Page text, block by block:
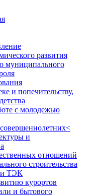
развития
муниципального
и попечительству,
с молодежью
и
отношений
строительства
ТЭК
курортов
и бытового